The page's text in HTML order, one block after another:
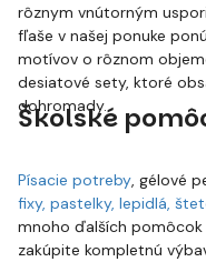
rôznym vnútorným
fľaše v našej ponuke
motívov o rôznom
desiatové sety, ktoré
dohromady.
Školské
Písacie potreby, gélové
fixy, pastelky, lepidlá,
mnoho ďalších pomôcok
zakúpite kompletnú